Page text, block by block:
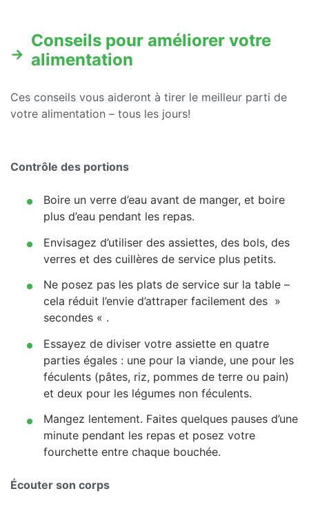
Conseils pour améliorer votre
alimentation
Ces conseils vous aideront à tirer le meilleur parti de
votre alimentation – tous les jours!
Contrôle des portions
Boire un verre d’eau avant de manger, et boire
plus d’eau pendant les repas.
Envisagez d’utiliser des assiettes, des bols, des
verres et des cuillères de service plus petits.
Ne posez pas les plats de service sur la table –
cela réduit l’envie d’attraper facilement des »
secondes « .
Essayez de diviser votre assiette en quatre
parties égales : une pour la viande, une pour les
féculents (pâtes, riz, pommes de terre ou pain)
et deux pour les légumes non féculents.
Mangez lentement. Faites quelques pauses d’une
minute pendant les repas et posez votre
fourchette entre chaque bouchée.
Écouter son corps